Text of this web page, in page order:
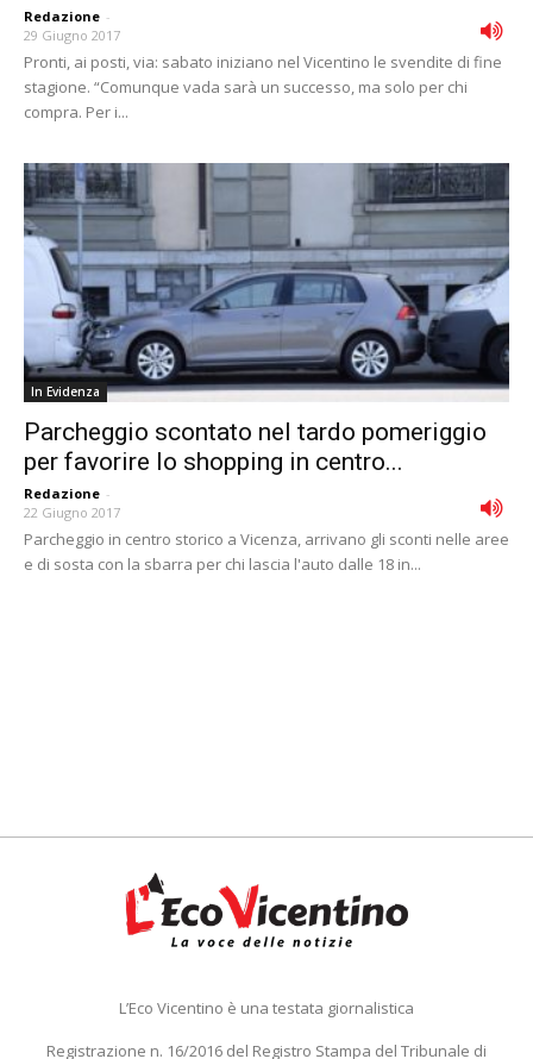
Redazione -
29 Giugno 2017
Pronti, ai posti, via: sabato iniziano nel Vicentino le svendite di fine
stagione. “Comunque vada sarà un successo, ma solo per chi
compra. Per i...
In Evidenza
Parcheggio scontato nel tardo pomeriggio
per favorire lo shopping in centro...
Redazione -
22 Giugno 2017
Parcheggio in centro storico a Vicenza, arrivano gli sconti nelle aree
e di sosta con la sbarra per chi lascia l'auto dalle 18 in...
L’Eco Vicentino è una testata giornalistica
Registrazione n. 16/2016 del Registro Stampa del Tribunale di